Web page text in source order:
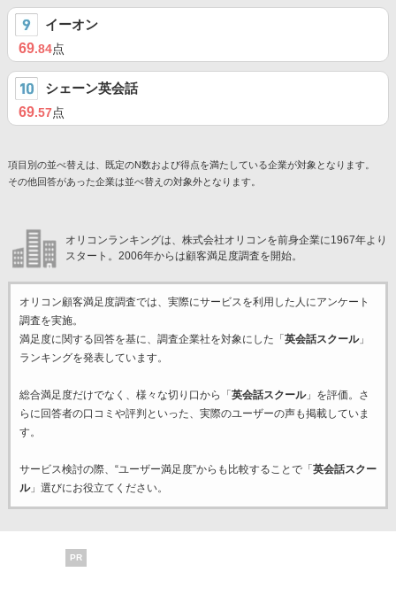
イーオン
69.84点
シェーン英会話
69.57点
項目別の並べ替えは、既定のN数および得点を満たしている企業が対象となります。
その他回答があった企業は並べ替えの対象外となります。
オリコンランキングは、株式会社オリコンを前身企業に1967年より
スタート。2006年からは顧客満足度調査を開始。
オリコン顧客満足度調査では、実際にサービスを利用した 人にアンケート
調査を実施。
満足度に関する回答を基に、調査企業社を対象にした「 英会話スクール」
ランキングを発表しています。
総合満足度だけでなく、様々な切り口から「 英会話スクール」を評価。さ
らに回答者の口コミや評判といった、実際のユーザーの声も掲載していま
す。
サービス検討の際、“ユーザー満足度”からも比較することで「 英会話スクー
ル」選びにお役立てください。
PR